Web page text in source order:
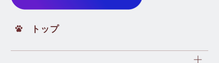
トップ